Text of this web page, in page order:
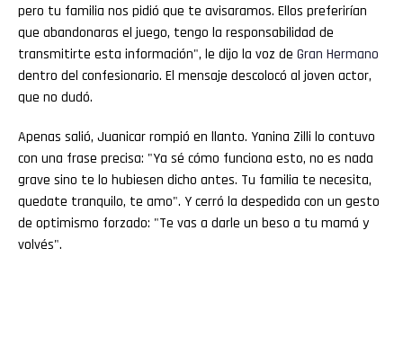
pero tu familia nos pidió que te avisaramos. Ellos preferirían
que abandonaras el juego, tengo la responsabilidad de
transmitirte esta información", le dijo la voz de Gran Hermano
dentro del confesionario. El mensaje descolocó al joven actor,
que no dudó.
Apenas salió, Juanicar rompió en llanto. Yanina Zilli lo contuvo
con una frase precisa: "Ya sé cómo funciona esto, no es nada
grave sino te lo hubiesen dicho antes. Tu familia te necesita,
quedate tranquilo, te amo". Y cerró la despedida con un gesto
de optimismo forzado: "Te vas a darle un beso a tu mamá y
volvés".